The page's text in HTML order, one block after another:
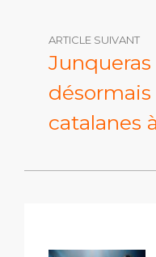
ARTICLE SUIVANT
Junqueras
catalanes